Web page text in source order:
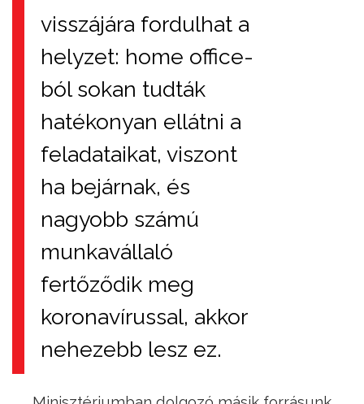
visszájára fordulhat a
helyzet: home office-
ból sokan tudták
hatékonyan ellátni a
feladataikat, viszont
ha bejárnak, és
nagyobb számú
munkavállaló
fertőződik meg
koronavírussal, akkor
nehezebb lesz ez.